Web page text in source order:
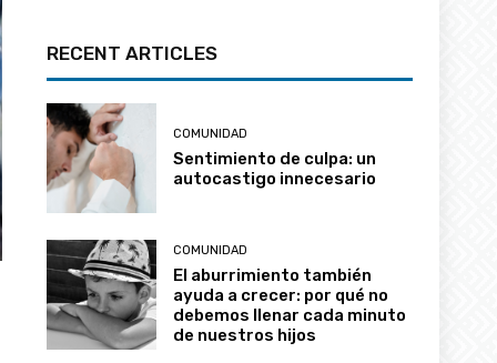
RECENT ARTICLES
COMUNIDAD
Sentimiento de culpa: un
autocastigo innecesario
COMUNIDAD
El aburrimiento también
ayuda a crecer: por qué no
debemos llenar cada minuto
de nuestros hijos